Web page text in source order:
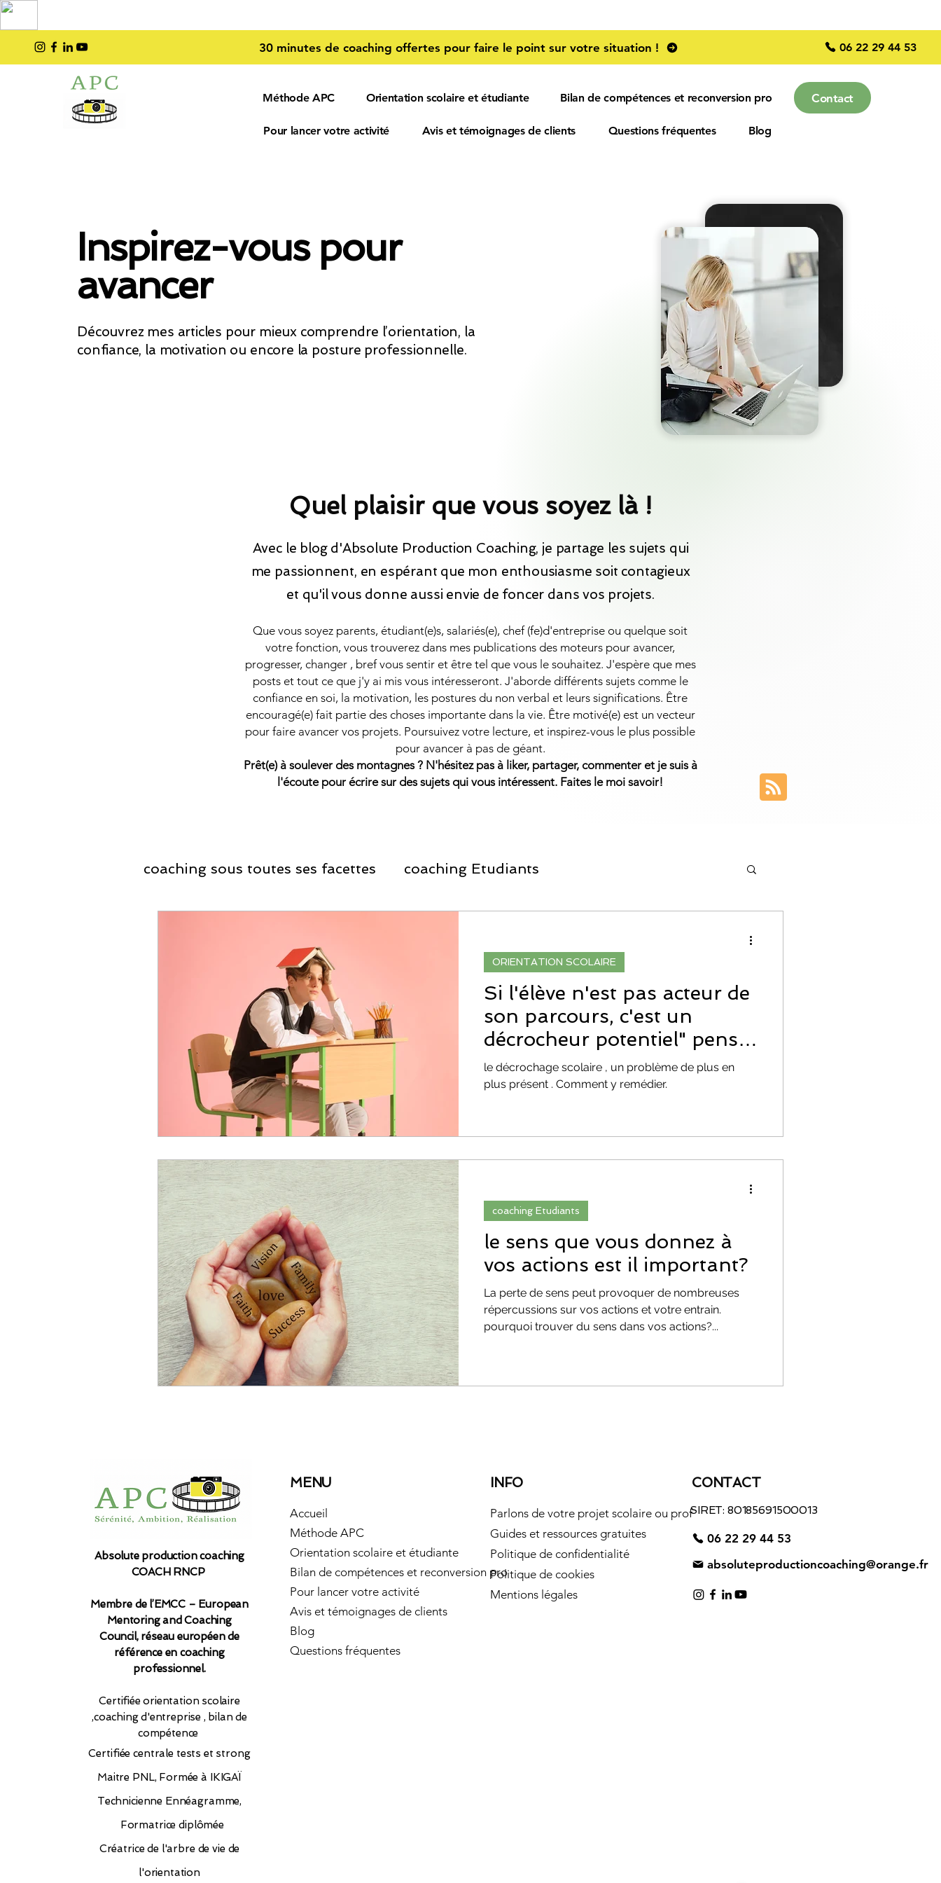
30 minutes de coaching offertes pour faire le point sur votre situation ! 06 22 29 44 53
Méthode APC Orientation scolaire et étudiante Bilan de compétences et reconversion pro
Pour lancer votre activité Avis et témoignages de clients Questions fréquentes Blog
Contact
Inspirez-vous pour
avancer
Découvrez mes articles pour mieux comprendre l’orientation, la
confiance, la motivation ou encore la posture professionnelle.
Quel plaisir que vous soyez là !
Avec le blog d'Absolute Production Coaching, je partage les sujets qui
me passionnent, en espérant que mon enthousiasme soit contagieux
et qu'il vous donne aussi envie de foncer dans vos projets.
Que vous soyez parents, étudiant(e)s, salariés(e), chef (fe)d'entreprise ou quelque soit
votre fonction, vous trouverez dans mes publications des moteurs pour avancer,
progresser, changer , bref vous sentir et être tel que vous le souhaitez. J'espère que mes
posts et tout ce que j'y ai mis vous intéresseront. J'aborde différents sujets comme le
confiance en soi, la motivation, les postures du non verbal et leurs significations. Être
encouragé(e) fait partie des choses importante dans la vie. Être motivé(e) est un vecteur
pour faire avancer vos projets. Poursuivez votre lecture, et inspirez-vous le plus possible
pour avancer à pas de géant.
Prêt(e) à soulever des montagnes ?​ N'hésitez pas à liker, partager, commenter et je suis à
l'écoute pour écrire sur des sujets qui vous intéressent. Faites le moi savoir!
coaching sous toutes ses facettes coaching Etudiants
coaching entreprise
communication méthodes de révision parcoursup
orientation professionnelle Évolution & Reconversion Profession
Si l'élève n'est pas acteur de
son parcours, c'est un
décrocheur potentiel" pensez
coaching!
le décrochage scolaire , un problème de plus en
plus présent . Comment y remédier.
ORIENTATION SCOLAIRE
le sens que vous donnez à
vos actions est il important?
La perte de sens peut provoquer de nombreuses
répercussions sur vos actions et votre entrain.
pourquoi trouver du sens dans vos actions?...
coaching Etudiants
Absolute production coaching
COACH RNCP
Membre de l’EMCC – European
Mentoring and Coaching
Council, réseau européen de
référence en coaching
professionnel.​
Certifiée orientation scolaire
,coaching d'entreprise , bilan de
compétence
Certifiée centrale tests et strong
Maitre PNL, Formée à IKIGAÏ
Technicienne Ennéagramme,
Formatrice diplômée
Créatrice de l'arbre de vie de
l'orientation
MENU
Accueil
Méthode APC
Orientation scolaire et étudiante
Bilan de compétences et reconversion pro
Pour lancer votre activité
Avis et témoignages de clients
Blog
Questions fréquentes
INFO
Parlons de votre projet scolaire ou prof
Guides et ressources gratuites
Politique de confidentialité
Politique de cookies
Mentions légales
CONTACT
SIRET: 80185691500013
06 22 29 44 53
absoluteproductioncoaching@orange.fr